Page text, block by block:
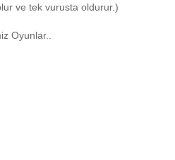
ve tek vurusta oldurur.)
Oyunlar..